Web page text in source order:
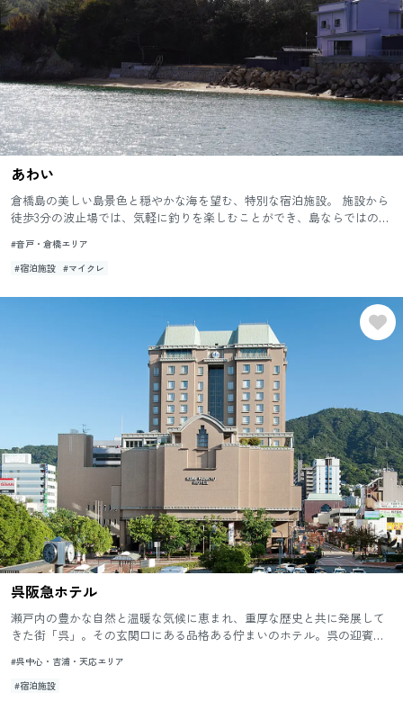
あわい
倉橋島の美しい島景色と穏やかな海を望む、特別な宿泊施設。 施設から
徒歩3分の波止場では、気軽に釣りを楽しむことができ、島ならではの時
#音戸・倉橋エリア
#宿泊施設 #マイクレ
呉阪急ホテル
瀬戸内の豊かな自然と温暖な気候に恵まれ、重厚な歴史と共に発展して
きた街「呉」。その玄関口にある品格ある佇まいのホテル。呉の迎賓館
む...
#呉中心・吉浦・天応エリア
#宿泊施設